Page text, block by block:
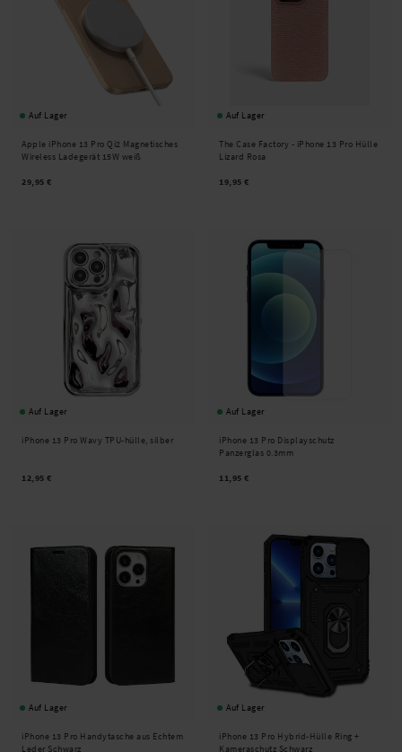
Auf Lager
Apple iPhone 13 Pro Qi2 Magnetisches
Wireless Ladegerät 15W weiß
29,95 €
Auf Lager
The Case Factory - iPhone 13 Pro Hülle
Lizard Rosa
19,95 €
Auf Lager
iPhone 13 Pro Wavy TPU-hülle, silber
12,95 €
Auf Lager
iPhone 13 Pro Displayschutz
Panzerglas 0.3mm
11,95 €
Auf Lager
iPhone 13 Pro Handytasche aus Echtem
Leder Schwarz
Auf Lager
iPhone 13 Pro Hybrid-Hülle Ring +
Kameraschutz Schwarz